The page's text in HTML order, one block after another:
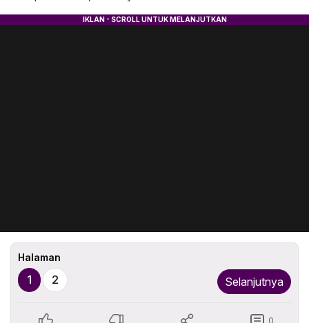
Halaman
1 2 Selanjutnya
0